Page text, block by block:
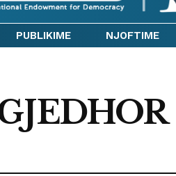
PUBLIKIME NJOFTIME